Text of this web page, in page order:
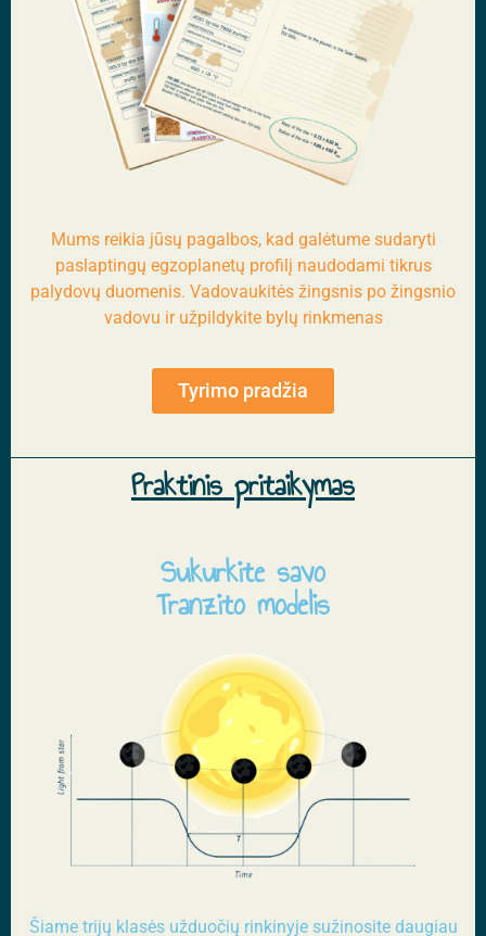
Mums reikia jūsų pagalbos, kad galėtume sudaryti
paslaptingų egzoplanetų profilį naudodami tikrus
palydovų duomenis. Vadovaukitės žingsnis po žingsnio
vadovu ir užpildykite bylų rinkmenas
Tyrimo pradžia
Praktinis pritaikymas
Sukurkite savo
Tranzito modelis
Šiame trijų klasės užduočių rinkinyje sužinosite daugiau